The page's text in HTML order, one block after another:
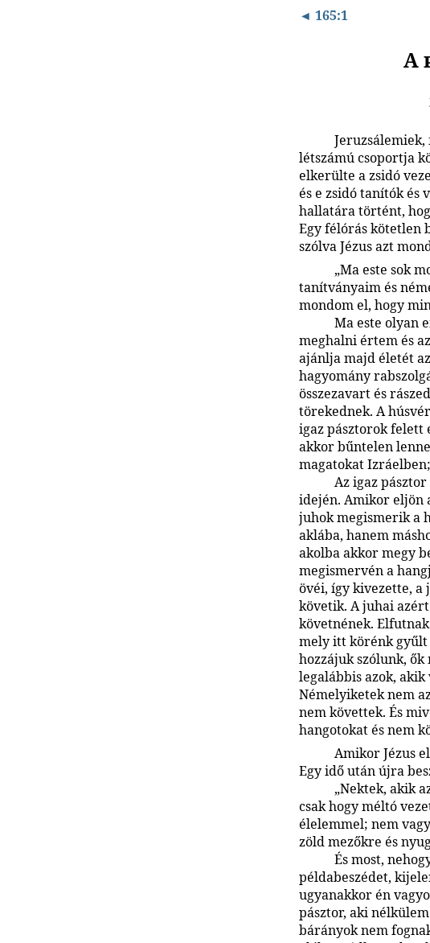
◄ 165:1
A
Jeruzsálemiek,
létszámú csoportja
elkerülte a zsidó
és e zsidó tanítók és
hallatára történt,
Egy félórás kötetlen
szólva Jézus azt
„Ma este sok
tanítványaim és
mondom el, hogy
Ma este olyan
meghalni értem és
ajánlja majd életét
hagyomány
összezavart és
törekednek. A
igaz pásztorok felett
akkor bűntelen
magatokat
Az igaz
idején. Amikor eljön
juhok megismerik a
aklába, hanem
akolba akkor megy
megismervén a
övéi, így kivezette, a
követik. A juhai
követnének.
mely itt körénk
hozzájuk szólunk,
legalábbis azok, akik
Némelyiketek nem
nem követtek. És
hangotokat és nem
Amikor Jézus
Egy idő után újra
„Nektek, akik
csak hogy méltó
élelemmel; nem
zöld mezőkre és
És most,
példabeszédet,
ugyanakkor én
pásztor, aki
bárányok nem